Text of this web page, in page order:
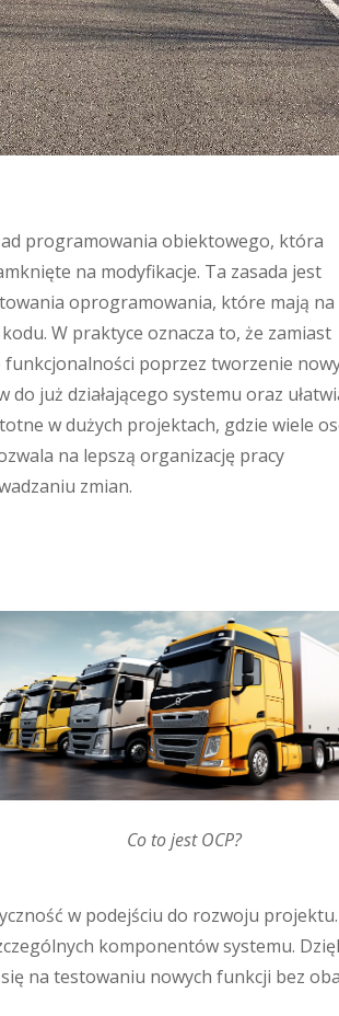
programowania obiektowego, która
na modyfikacje. Ta zasada jest
oprogramowania, które mają na
W praktyce oznacza to, że zamiast
poprzez tworzenie
już działającego systemu oraz
w dużych projektach, gdzie wiele
na lepszą organizację pracy
zmian.
Co to jest OCP?
w podejściu do rozwoju projektu.
komponentów systemu.
na testowaniu nowych funkcji bez